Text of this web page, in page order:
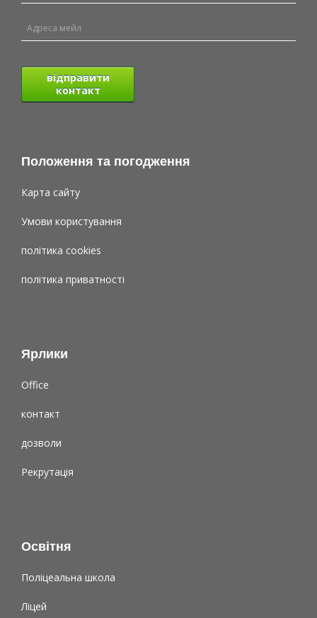
відправити
контакт
Положення та погодження
Карта сайту
Умови користування
політика cookies
політика приватності
Ярлики
Office
контакт
дозволи
Рекрутація
Освітня
Поліцеальна школа
Ліцей